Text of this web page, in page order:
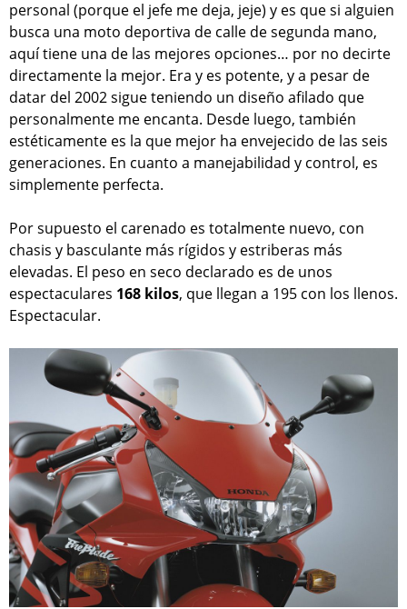
personal (porque el jefe me deja, jeje) y es que si alguien
busca una moto deportiva de calle de segunda mano,
aquí tiene una de las mejores opciones… por no decirte
directamente la mejor. Era y es potente, y a pesar de
datar del 2002 sigue teniendo un diseño afilado que
personalmente me encanta. Desde luego, también
estéticamente es la que mejor ha envejecido de las seis
generaciones. En cuanto a manejabilidad y control, es
simplemente perfecta.
Por supuesto el carenado es totalmente nuevo, con
chasis y basculante más rígidos y estriberas más
elevadas. El peso en seco declarado es de unos
espectaculares 168 kilos, que llegan a 195 con los llenos.
Espectacular.